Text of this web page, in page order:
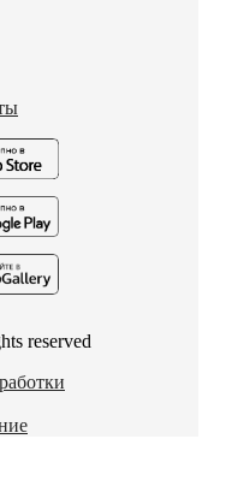
reserved